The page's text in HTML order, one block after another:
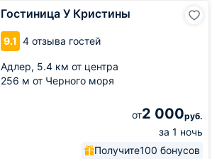
Гостиница У Кристины
9.1 4 отзыва гостей
Адлер, 5.4 км от центра
256 м от Черного моря
от2 000руб.
за 1 ночь
Получите100 бонусов